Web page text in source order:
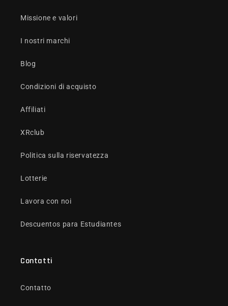
Missione e valori
I nostri marchi
Blog
Condizioni di acquisto
Affiliati
XRclub
Politica sulla riservatezza
Lotterie
Lavora con noi
Descuentos para Estudiantes
Contatti
Contatto